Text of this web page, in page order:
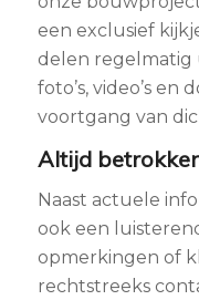
een exclusief
delen regelmatig
foto’s, video’s
voortgang van
Altijd
Naast actuele
ook een
opmerkingen of
rechtstreeks